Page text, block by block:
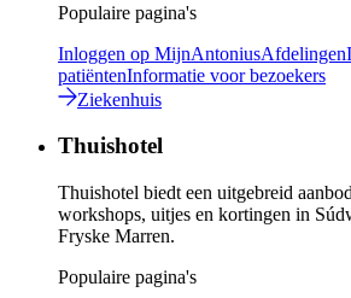
Populaire pagina's
Inloggen op MijnAntoniusAfdelingen
patiëntenInformatie voor bezoekers
Ziekenhuis
Thuishotel
Thuishotel biedt een uitgebreid
workshops, uitjes en kortingen in
Fryske Marren.
Populaire pagina's